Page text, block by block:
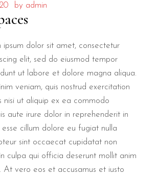
by admin
ipsum dolor sit amet, consectetur
elit, sed do eiusmod tempor
ut labore et dolore magna aliqua.
veniam, quis nostrud exercitation
nisi ut aliquip ex ea commodo
aute irure dolor in reprehenderit in
cillum dolore eu fugiat nulla
sint occaecat cupidatat non
culpa qui officia deserunt mollit anim
At vero eos et accusamus et iusto